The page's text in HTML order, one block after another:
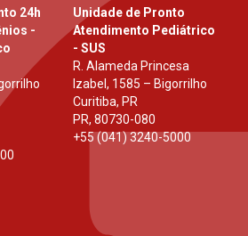
24h
-
Unidade de Pronto
Atendimento Pediátrico
- SUS
R. Alameda Princesa
Izabel, 1585 – Bigorrilho
Curitiba, PR
PR, 80730-080
+55 (041) 3240-5000